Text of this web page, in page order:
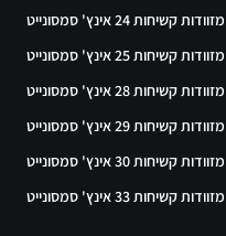
מזוודות קשיחות 24 אינץ' סמסונייט
מזוודות קשיחות 25 אינץ' סמסונייט
מזוודות קשיחות 28 אינץ' סמסונייט
מזוודות קשיחות 29 אינץ' סמסונייט
מזוודות קשיחות 30 אינץ' סמסונייט
מזוודות קשיחות 33 אינץ' סמסונייט